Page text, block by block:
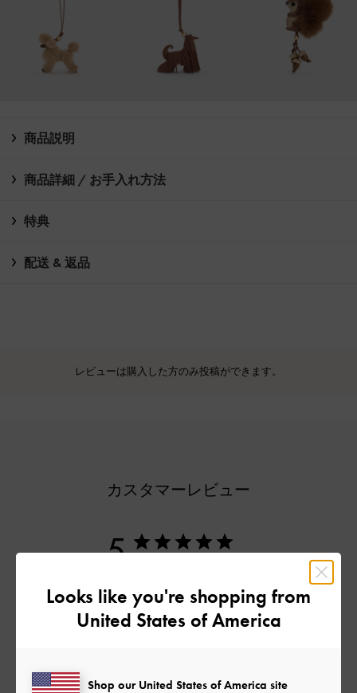
商品説明
商品詳細 / お手入れ方法
特典
配送 & 返品
レビューは購入した方のみ投稿ができます。
カスタマーレビュー
5
5
1
4
0
1
0
Looks like you're shopping from
United States of America
Shop our United States of America site